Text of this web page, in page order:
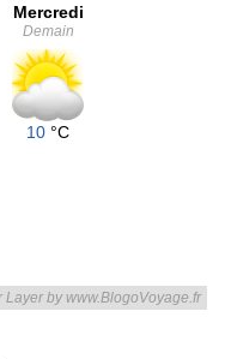
Mercredi
Demain
10 °C
Layer by www.BlogoVoyage.fr